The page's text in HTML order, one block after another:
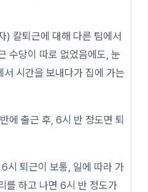
칼퇴근에 대해 다른 팀에서
수당이 따로 없었음에도, 눈
시간을 보내다가 집에 가는
출근 후, 6시 반 정도면 퇴
퇴근이 보통, 일에 따라 가
를 하고 나면 6시 반 정도가